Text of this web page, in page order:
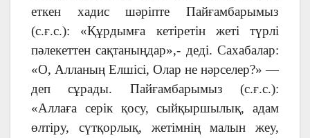
еткен хадис шәріпте Пайғамбарымыз
(с.ғ.с.): «Құрдымға кетіретін жеті түрлі
пәлекеттен сақтаныңдар»,- деді. Сахабалар:
«О, Алланың Елшісі, Олар не нәрселер?» —
деп сұрады. Пайғамбарымыз (с.ғ.с.):
«Аллаға серік қосу, сыйқыршылық, адам
өлтіру, сүтқорлық, жетімнің малын жеу,